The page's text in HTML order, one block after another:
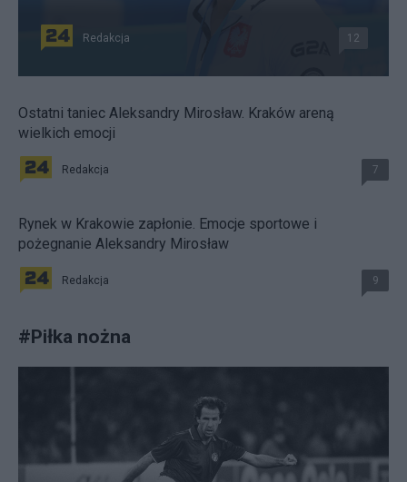
Redakcja 12
Ostatni taniec Aleksandry Mirosław. Kraków areną
wielkich emocji
Redakcja 7
Rynek w Krakowie zapłonie. Emocje sportowe i
pożegnanie Aleksandry Mirosław
Redakcja 9
#Piłka nożna